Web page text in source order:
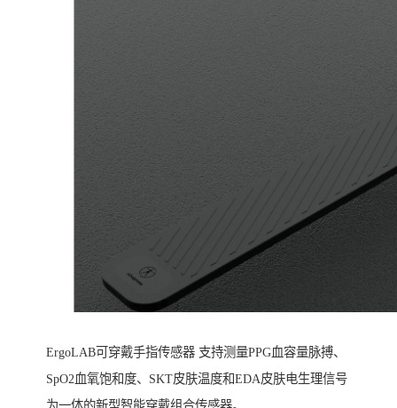
ErgoLAB可穿戴手指传感器 支持测量PPG血容量脉搏、
SpO2血氧饱和度、SKT皮肤温度和EDA皮肤电生理信号